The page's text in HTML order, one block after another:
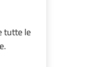
tutte le